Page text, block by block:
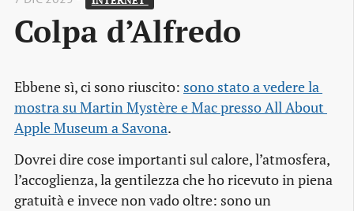
Colpa d’Alfredo
Ebbene sì, ci sono riuscito: sono stato a vedere la
mostra su Martin Mystère e Mac presso All About
Apple Museum a Savona.
Dovrei dire cose importanti sul calore, l’atmosfera,
l’accoglienza, la gentilezza che ho ricevuto in piena
gratuità e invece non vado oltre: sono un